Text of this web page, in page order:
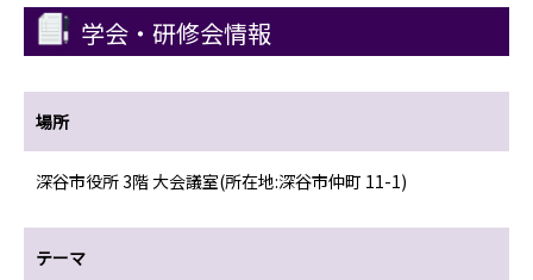
学会・研修会情報
場所
深谷市役所 3階 大会議室(所在地:深谷市仲町 11-1)
テーマ